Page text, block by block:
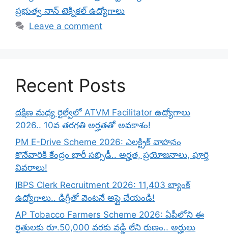
ప్రభుత్వ నాన్ టెక్నికల్ ఉద్యోగాలు
Leave a comment
Recent Posts
దక్షిణ మధ్య రైల్వేలో ATVM Facilitator ఉద్యోగాలు
2026.. 10వ తరగతి అర్హతతో అవకాశం!
PM E-Drive Scheme 2026: ఎలక్ట్రిక్ వాహనం
కొనేవారికి కేంద్రం భారీ సబ్సిడీ.. అర్హత, ప్రయోజనాలు, పూర్తి
వివరాలు!
IBPS Clerk Recruitment 2026: 11,403 బ్యాంక్
ఉద్యోగాలు.. డిగ్రీతో వెంటనే అప్లై చేయండి!
AP Tobacco Farmers Scheme 2026: ఏపీలోని ఈ
రైతులకు రూ.50,000 వరకు వడ్డీ లేని రుణం.. అర్హులు